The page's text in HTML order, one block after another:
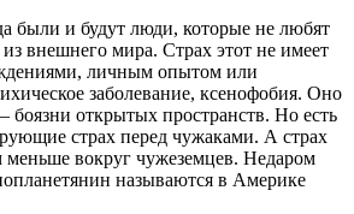
были и будут люди, которые не любят
внешнего мира. Страх этот не имеет
личным опытом или
заболевание, ксенофобия. Оно
открытых пространств. Но есть
страх перед чужаками. А страх
меньше вокруг чужеземцев. Недаром
называются в Америке